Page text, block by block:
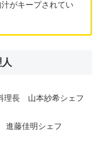
がキープされてい
理長 山本紗希シェフ
進藤佳明シェフ